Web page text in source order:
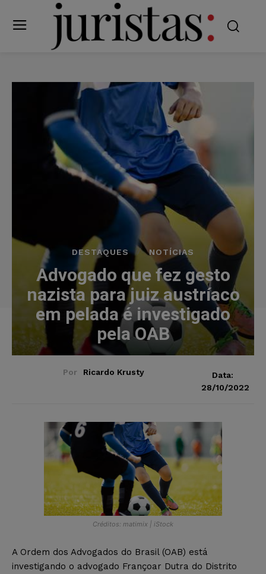
DESTAQUES NOTÍCIAS
Advogado que fez gesto
nazista para juiz austríaco
em pelada é investigado
pela OAB
Por Ricardo Krusty
Data:
28/10/2022
Créditos: matimix | iStock
A Ordem dos Advogados do Brasil (OAB) está
investigando o advogado Françoar Dutra do Distrito